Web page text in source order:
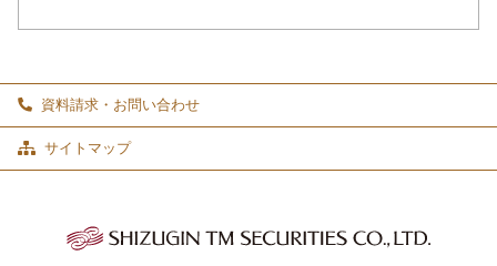
資料請求・お問い合わせ
サイトマップ